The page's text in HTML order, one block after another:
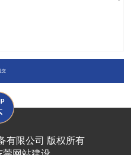
交
有限公司 版权所有